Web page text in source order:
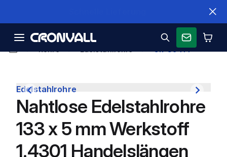
CR-39414
Edelstahlrohre
Nahtlose Edelstahlrohre
133 x 5 mm Werkstoff
1.4301 Handelslängen